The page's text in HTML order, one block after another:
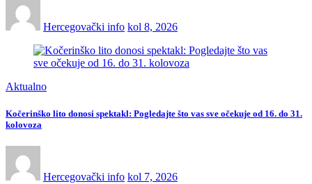
Hercegovački info kol 8, 2026
Aktualno
Kočerinško lito donosi spektakl: Pogledajte što vas sve očekuje od 16. do 31.
kolovoza
Hercegovački info kol 7, 2026